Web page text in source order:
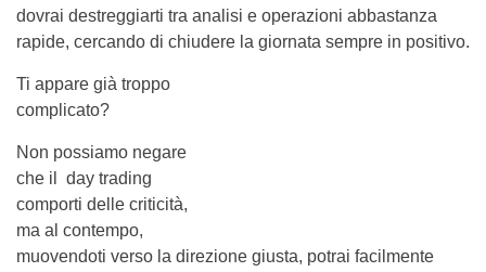
dovrai destreggiarti tra analisi e operazioni abbastanza
rapide, cercando di chiudere la giornata sempre in positivo.
Ti appare già troppo
complicato?
Non possiamo negare
che il day trading
comporti delle criticità,
ma al contempo,
muovendoti verso la direzione giusta, potrai facilmente